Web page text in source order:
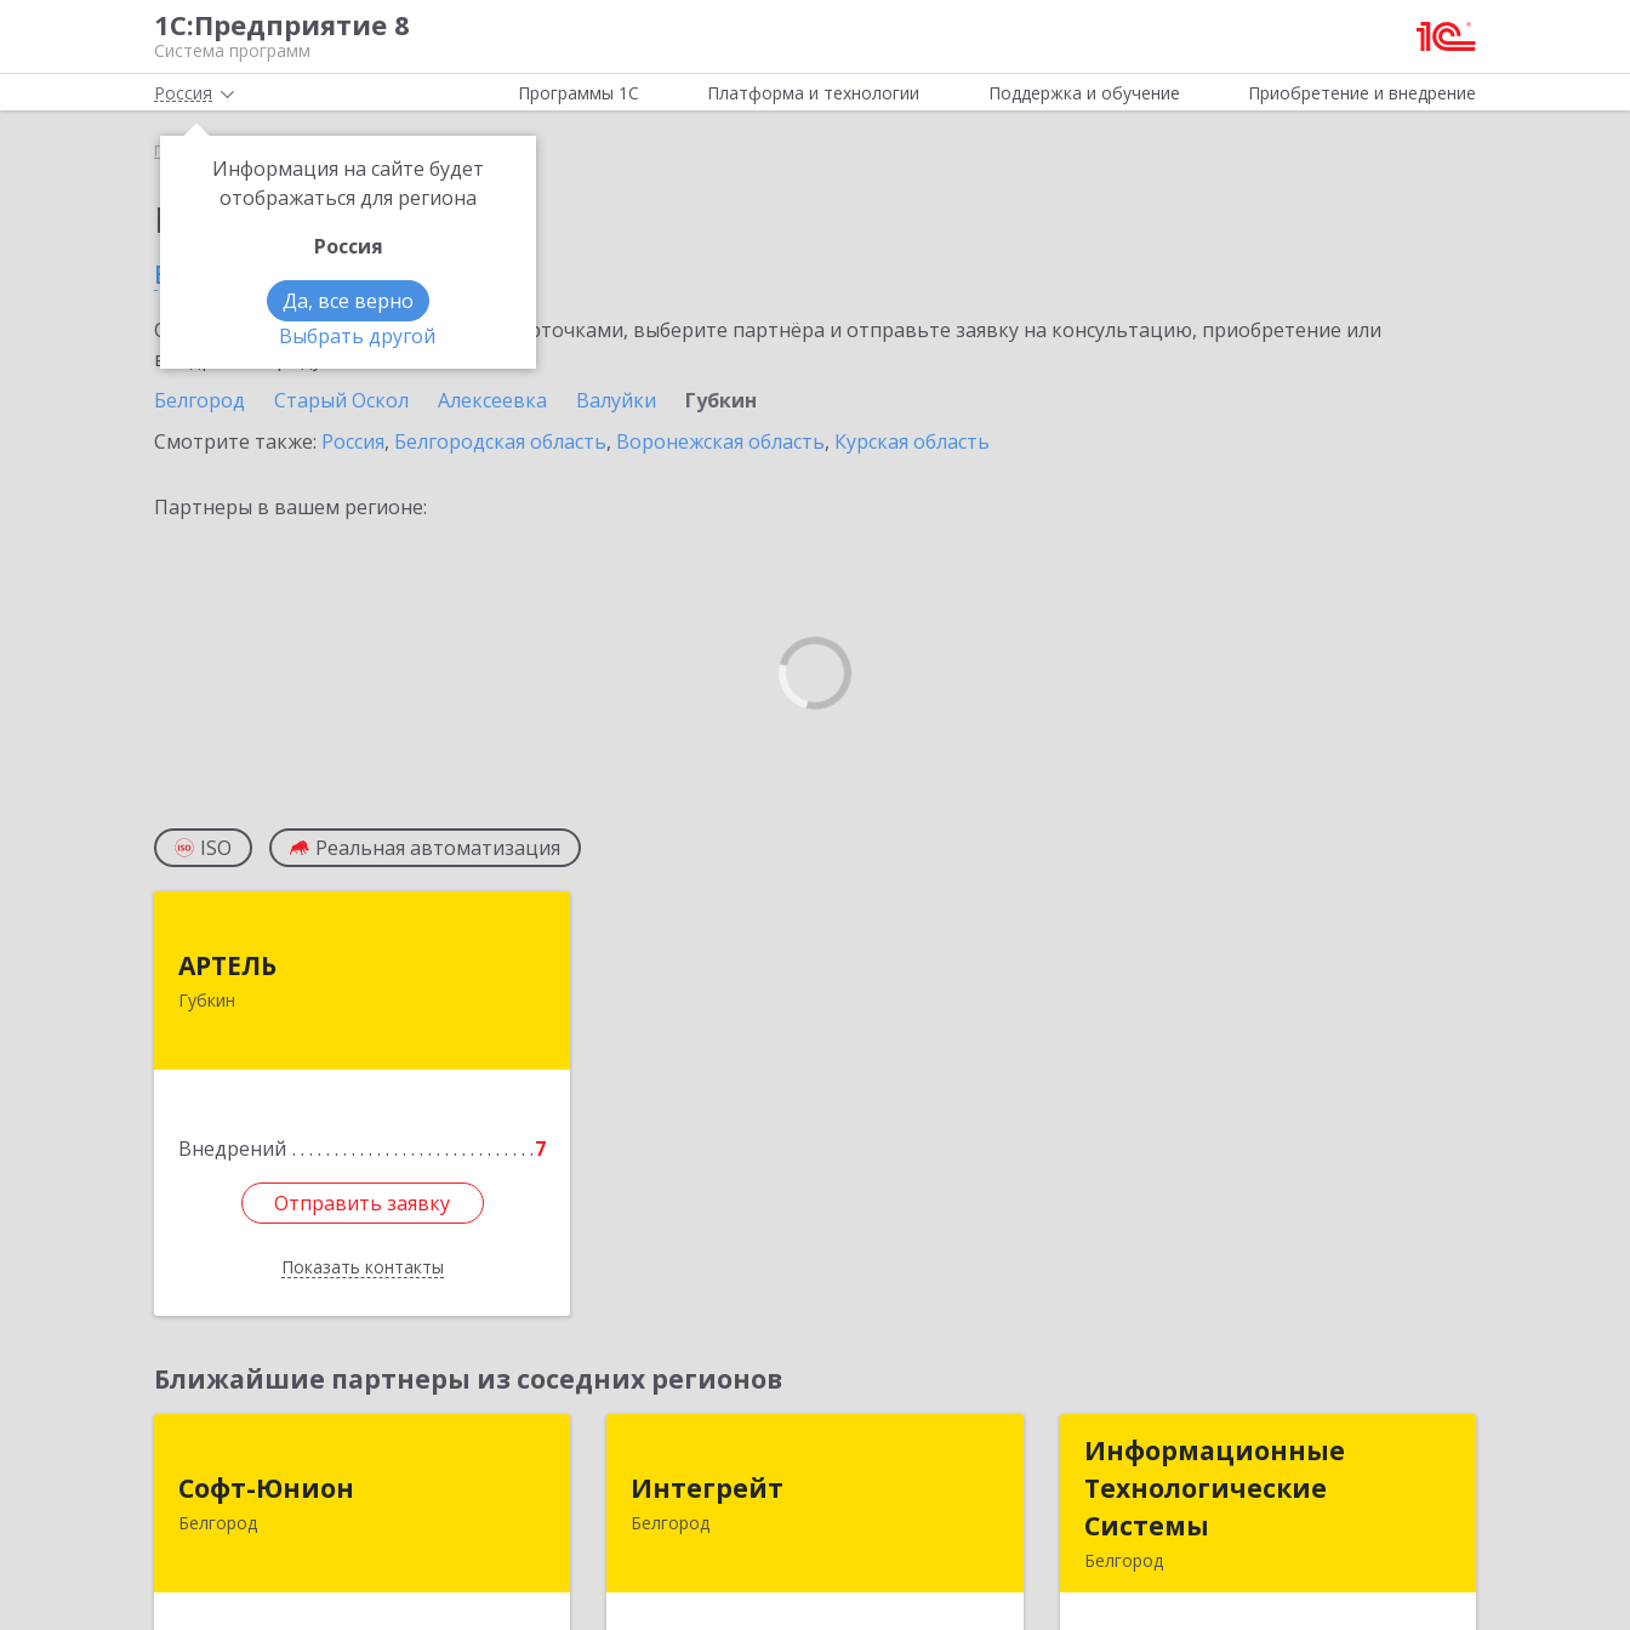
1С:Предприятие 8
Система программ
Россия
Информация на сайте будет
отображаться для региона
Россия
Да, все верно
Выбрать другой
Программы 1С Платформа и технологии Поддержка и обучение Приобретение и внедрение
Главная
Партнеры фирмы 1С
в Губкине
Ознакомьтесь с информационными карточками, выберите партнёра и отправьте заявку на консультацию, приобретение или
внедрение продукта.
Белгород
Старый Оскол Алексеевка Валуйки
Губкин
Смотрите также: Россия, Белгородская область, Воронежская область, Курская область
Партнеры в вашем регионе:
ISO Реальная автоматизация
АРТЕЛЬ
Губкин
Внедрений 7
Отправить заявку
Показать контакты
р-н, Губкин г, Мира ул, дом № 20,
Отправить заявку
Назад
Ближайшие партнеры из соседних регионов
Софт-Юнион
Белгород
308014, Белгородская обл, Белгород г,
Подробнее
Интегрейт
Белгород
308009, Белгородская обл, Белгород г,
Народный б-р, дом № 70, оф.801
Подробнее
Информационные
Технологические
Системы
Белгород
Информационные
Технологические